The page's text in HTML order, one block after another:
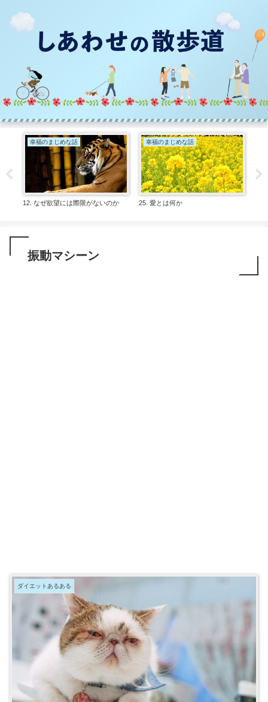
幸福のまじめな話
12. なぜ欲望には際限がないのか
幸福のまじめな話
25. 愛とは何か
振動マシーン
ダイエットあるある